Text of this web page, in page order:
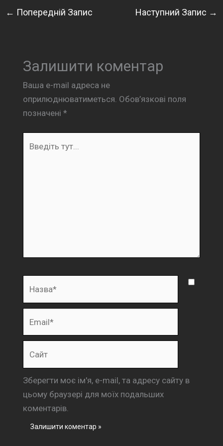
← Попередній Запис Наступний Запис →
Залишити коментар
Ваша e-mail адреса не
оприлюднюватиметься. Обов’язкові поля
позначені *
Зберегти моє ім'я, e-mail, та адресу сайту в
цьому браузері для моїх подальших
коментарів.